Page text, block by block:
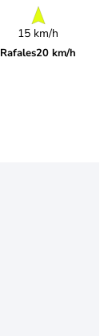
15 km/h
Rafales20 km/h